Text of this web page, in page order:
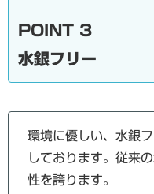
POINT 3
水銀フリー
環境に優しい、水銀
しております。従来
性を誇ります。